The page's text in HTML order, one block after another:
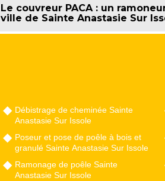
Le couvreur PACA : un
ville de Sainte Anastasie Sur
Débistrage de cheminée Sainte
Anastasie Sur Issole
Poseur et pose de poêle à bois et
granulé Sainte Anastasie Sur Issole
Ramonage de poêle Sainte
Anastasie Sur Issole